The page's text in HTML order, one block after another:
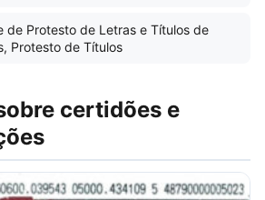
de Protesto de Letras e Títulos de
Protesto de Títulos
certidões e